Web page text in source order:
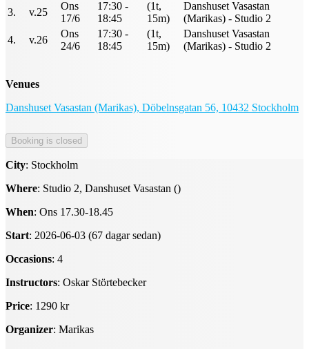
3.
v.25
Ons
17/6
17:30 -
18:45
(1t,
15m)
Danshuset Vasastan
(Marikas) - Studio 2
4.
v.26
Ons
24/6
17:30 -
18:45
(1t,
15m)
Danshuset Vasastan
(Marikas) - Studio 2
Venues
Danshuset Vasastan (Marikas), Döbelnsgatan 56, 10432 Stockholm
City: Stockholm
Where: Studio 2, Danshuset Vasastan ()
When: Ons 17.30-18.45
Start: 2026-06-03 (67 dagar sedan)
Occasions: 4
Instructors: Oskar Störtebecker
Price: 1290 kr
Organizer: Marikas